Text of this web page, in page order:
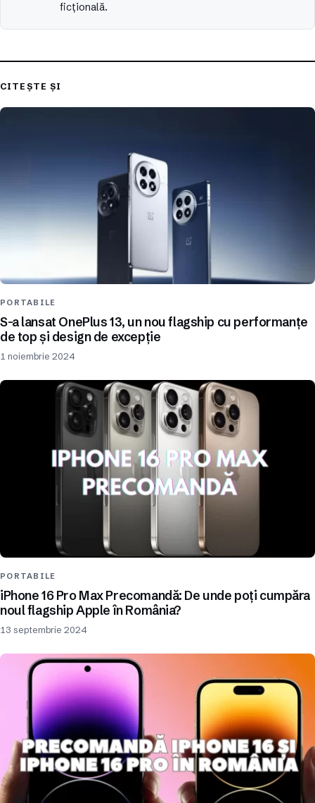
ficțională.
CITEȘTE ȘI
PORTABILE
S-a lansat OnePlus 13, un nou flagship cu performanțe
de top și design de excepție
1 noiembrie 2024
PORTABILE
iPhone 16 Pro Max Precomandă: De unde poți cumpăra
noul flagship Apple în România?
13 septembrie 2024